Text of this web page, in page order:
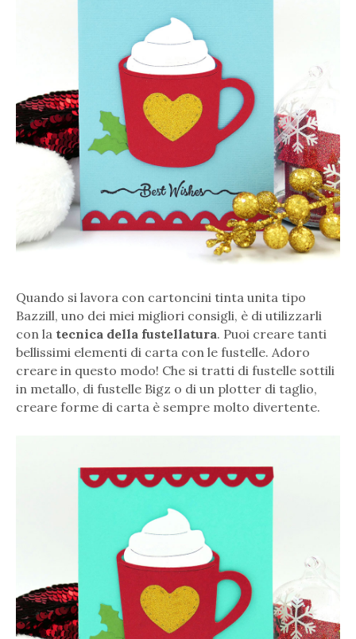
Quando si lavora con cartoncini tinta unita tipo
Bazzill, uno dei miei migliori consigli, è di utilizzarli
con la tecnica della fustellatura. Puoi creare tanti
bellissimi elementi di carta con le fustelle. Adoro
creare in questo modo! Che si tratti di fustelle sottili
in metallo, di fustelle Bigz o di un plotter di taglio,
creare forme di carta è sempre molto divertente.